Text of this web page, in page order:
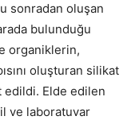
sonradan oluşan
bulunduğu
organiklerin,
oluşturan silikat
edildi. Elde edilen
ve laboratuvar